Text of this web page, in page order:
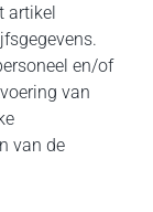
artikel
en/of
van
van de